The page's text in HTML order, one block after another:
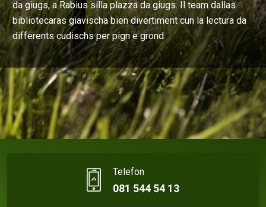
da giugs, a Rabius silla plazza da giugs. Il team dallas
bibliotecaras giavischa bien divertiment cun la lectura da
differents cudischs per pign e grond.
Telefon
081 544 54 13